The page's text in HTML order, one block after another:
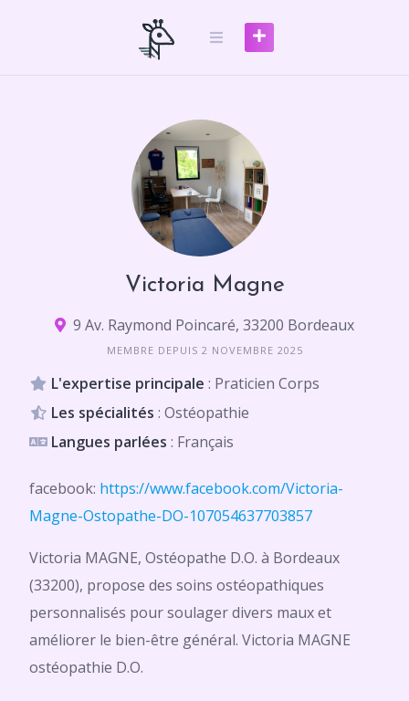
Victoria Magne
9 Av. Raymond Poincaré, 33200 Bordeaux
MEMBRE DEPUIS 2 NOVEMBRE 2025
L'expertise principale : Praticien Corps
Les spécialités : Ostéopathie
Langues parlées : Français
facebook: https://www.facebook.com/Victoria-
Magne-Ostopathe-DO-107054637703857
Victoria MAGNE, Ostéopathe D.O. à Bordeaux
(33200), propose des soins ostéopathiques
personnalisés pour soulager divers maux et
améliorer le bien-être général. Victoria MAGNE
ostéopathie D.O.